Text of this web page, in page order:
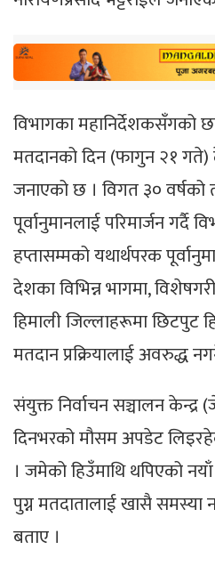
विभागका
मतदानको दिन (फागुन २१
जनाएको छ । विगत ३० वर्षको
पूर्वानुमानलाई परिमार्जन
हप्तासम्मको यथार्थपरक
देशका विभिन्न भागमा,
हिमाली जिल्लाहरूमा छिटपुट
मतदान प्रक्रियालाई अवरुद्ध
संयुक्त निर्वाचन सञ्चालन
दिनभरको मौसम अपडेट
। जमेको हिउँमाथि थपिएको
पुग्न मतदातालाई खासै समस्या
बताए ।